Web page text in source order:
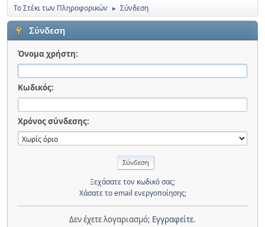
Το Στέκι των Πληροφορικών ► Σύνδεση
Σύνδεση
Όνομα χρήστη:
Κωδικός:
Χρόνος σύνδεσης:
Ξεχάσατε τον κωδικό σας;
Χάσατε το email ενεργοποίησης;
Δεν έχετε λογαριασμό; Εγγραφείτε.